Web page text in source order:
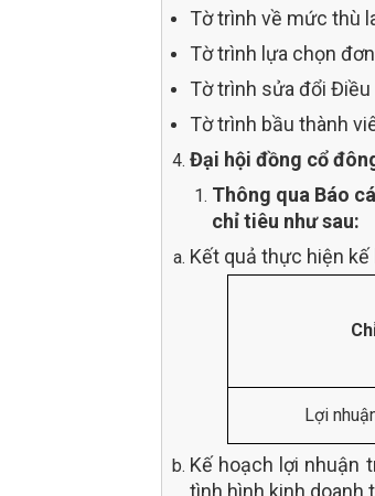
Tờ trình về mức thù
Tờ trình lựa chọn
Tờ trình sửa đổi Điều
Tờ trình bầu thành
Đại hội đồng cổ
Thông qua Báo
chỉ tiêu như sau:
Kết quả thực hiện
Lợi
Kế hoạch lợi nhuận
tình hình kinh doanh